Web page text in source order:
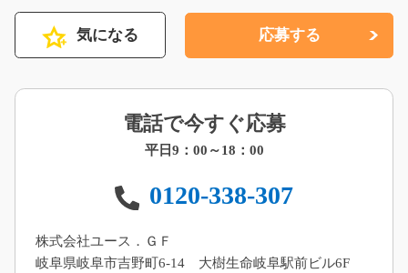
気になる 応募する
電話で今すぐ応募
平日9：00～18：00
0120-338-307
株式会社ユース．ＧＦ
岐阜県岐阜市吉野町6-14 大樹生命岐阜駅前ビル6F